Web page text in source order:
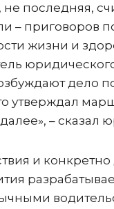
последняя,
– приговоров
жизни и
юридического
дело
утверждал
– сказал
и